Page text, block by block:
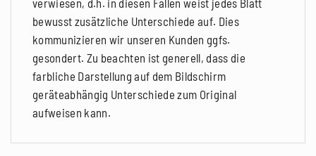
verwiesen, d.h. in diesen Fällen weist jedes Blatt
bewusst zusätzliche Unterschiede auf. Dies
kommunizieren wir unseren Kunden ggfs.
gesondert. Zu beachten ist generell, dass die
farbliche Darstellung auf dem Bildschirm
geräteabhängig Unterschiede zum Original
aufweisen kann.